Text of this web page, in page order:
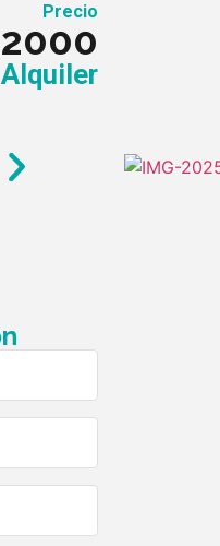
Precio
Alquiler